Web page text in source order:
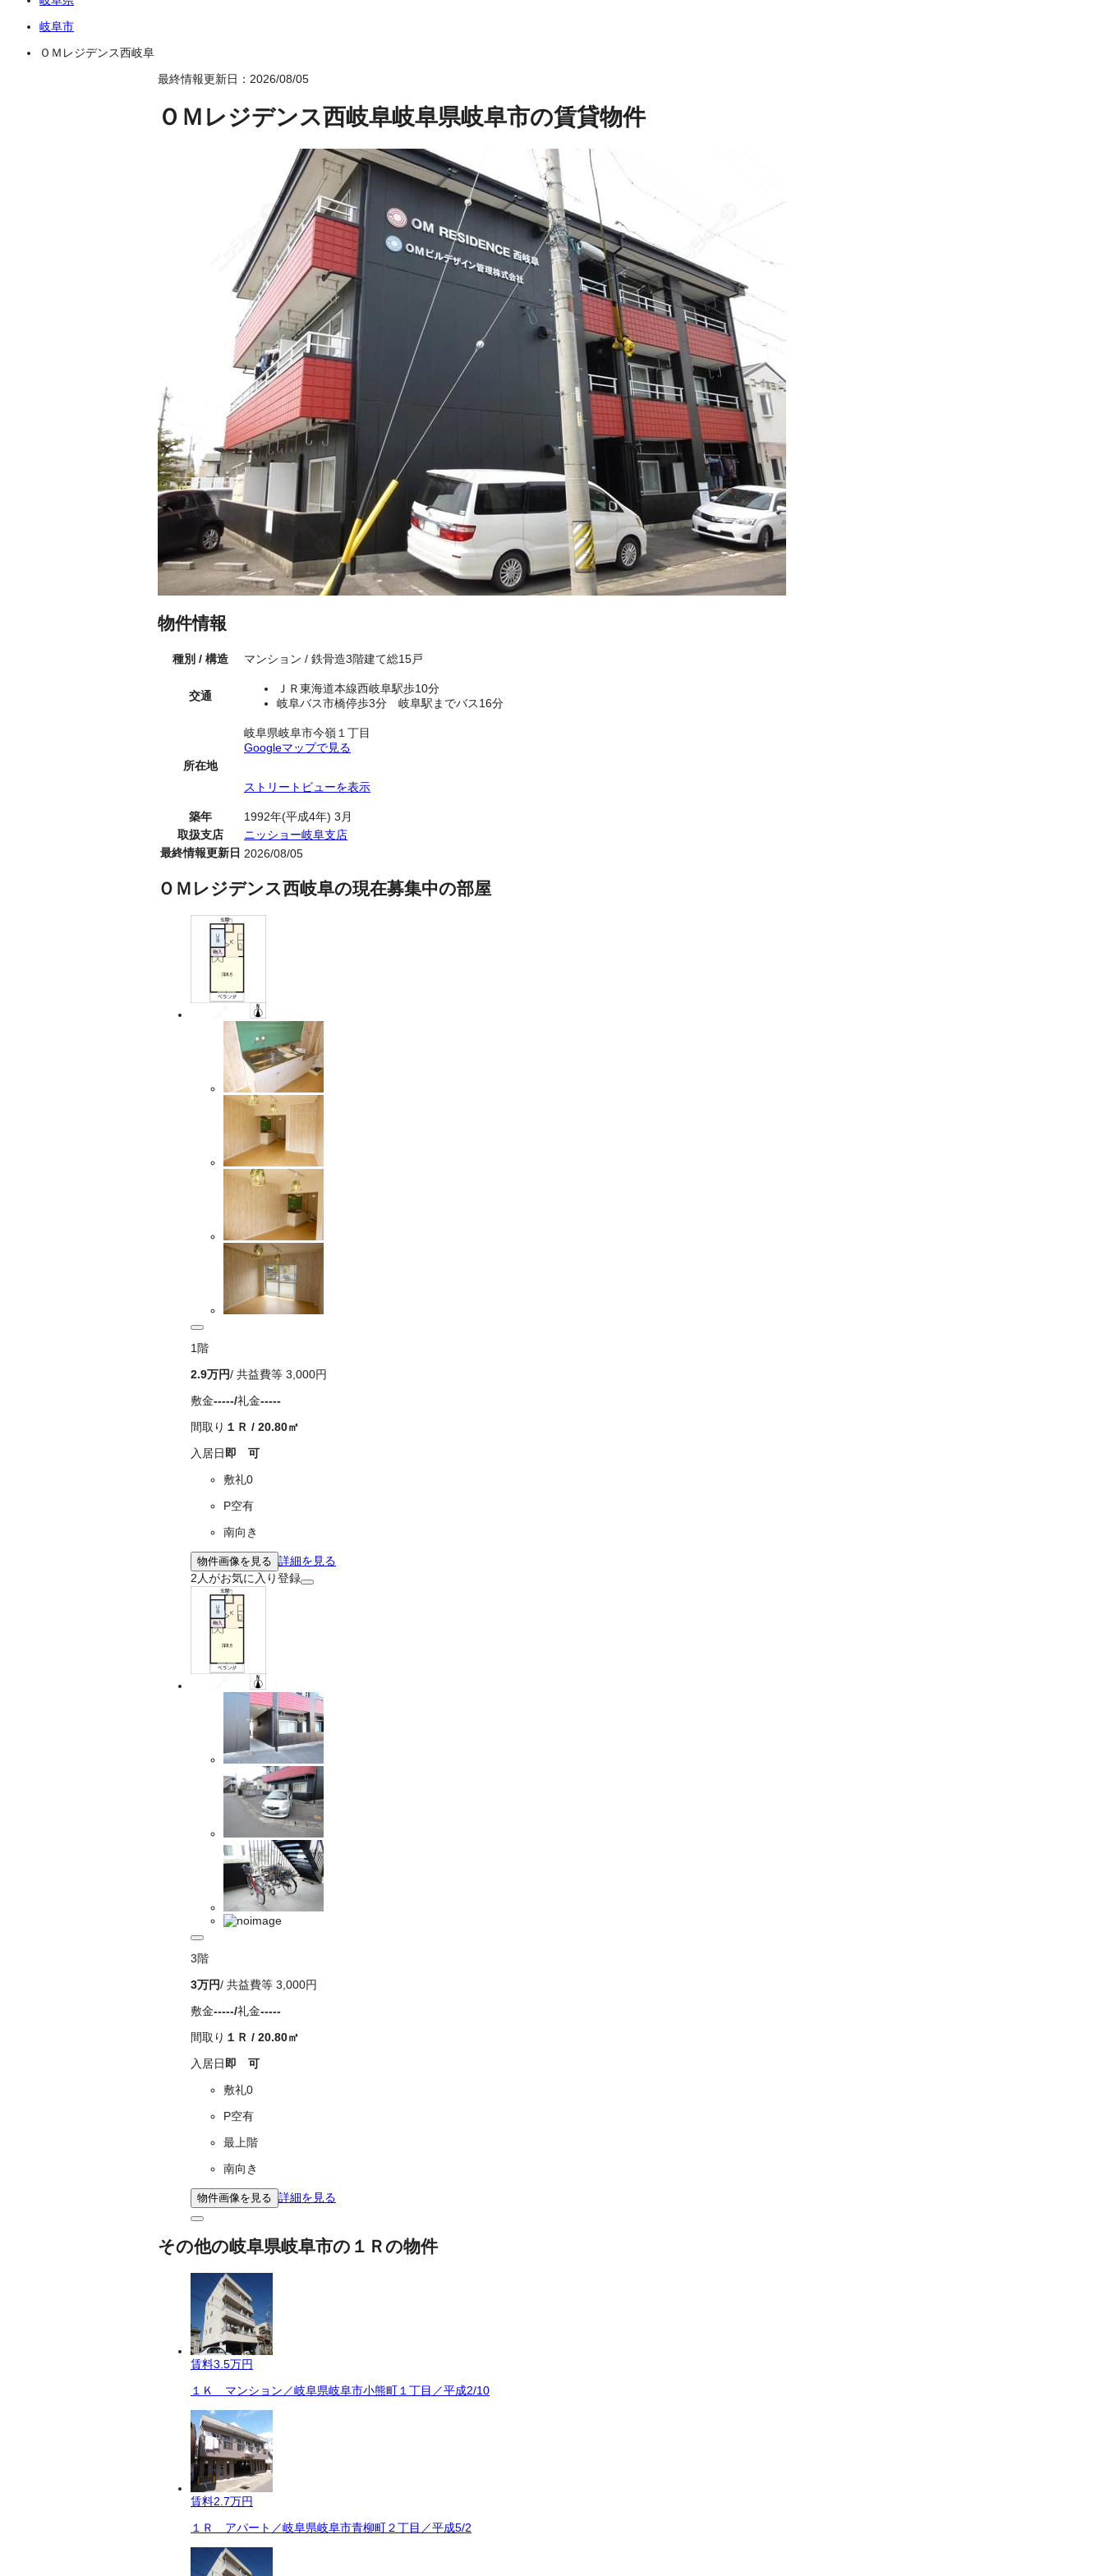
岐阜市
ＯＭレジデンス西岐阜
最終情報更新日：2026/08/05
ＯＭレジデンス西岐阜岐阜県岐阜市の賃貸物件
物件情報
種別 / 構造 マンション / 鉄骨造3階建て総15戸
交通
ＪＲ東海道本線西岐阜駅歩10分
岐阜バス市橋停歩3分 岐阜駅までバス16分
所在地
岐阜県岐阜市今嶺１丁目
Googleマップで見る
ストリートビューを表示
築年
1992年(平成4年) 3月
取扱支店
ニッショー岐阜支店
最終情報更新日 2026/08/05
ＯＭレジデンス西岐阜の現在募集中の部屋
1 階
2.9万円/ 共益費等 3,000円
敷金-----/礼金-----
間取り １Ｒ / 20.80㎡
入居日 即 可
敷礼0
P空有
南向き
物件画像を見る 詳細を見る
2 人がお気に入り登録
3階
3万円/ 共益費等 3,000円
敷金-----/礼金-----
間取り １Ｒ / 20.80㎡
入居日 即 可
敷礼0
P空有
最上階
南向き
物件画像を見る 詳細を見る
その他の岐阜県岐阜市の１Ｒの物件
賃料3.5万円
１Ｋ マンション／岐阜県岐阜市小熊町１丁目／平成2/10
賃料2.7万円
１Ｒ アパート／岐阜県岐阜市青柳町２丁目／平成5/2